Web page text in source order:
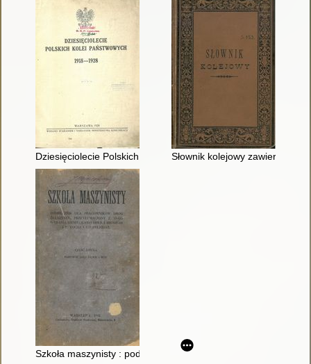
Dziesięciolecie Polskich Kolei Państwowych 1918-1928
Słownik kolejowy zawierający
Szkoła maszynisty : podręcznik dla urzędników dróg